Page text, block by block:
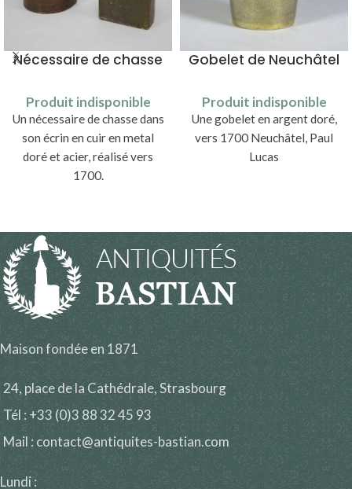
Nécessaire de chasse
Produit indisponible
Un nécessaire de chasse dans
son écrin en cuir en metal
doré et acier, réalisé vers
1700.
Gobelet de Neuchâtel
Produit indisponible
Une gobelet en argent doré,
vers 1700 Neuchâtel, Paul
Lucas
Maison fondée en 1871
24, place de la Cathédrale, Strasbourg
Tél : +33 (0)3 88 32 45 93
Mail : contact@antiquites-bastian.com
Lundi :